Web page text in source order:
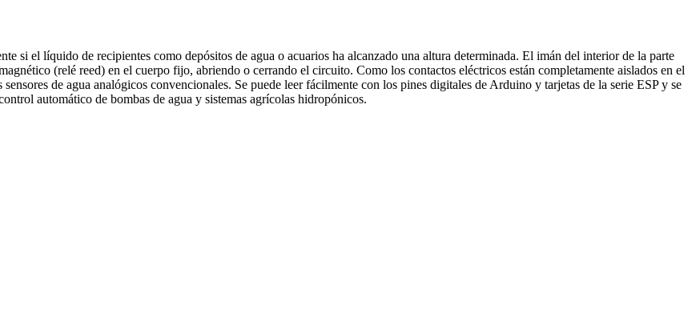
si el líquido de recipientes como depósitos de agua o acuarios ha alcanzado una altura determinada. El imán del interior de la parte
(relé reed) en el cuerpo fijo, abriendo o cerrando el circuito. Como los contactos eléctricos están completamente aislados en el
de agua analógicos convencionales. Se puede leer fácilmente con los pines digitales de Arduino y tarjetas de la serie ESP y se
automático de bombas de agua y sistemas agrícolas hidropónicos.